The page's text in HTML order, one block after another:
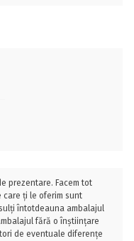
prezentare. Facem tot
care ți le oferim sunt
întotdeauna ambalajul
fără o înștiințare
de eventuale diferențe